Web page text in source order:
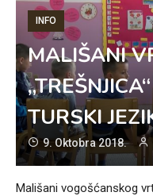
INFO
MALIŠANI
TURSKI
9. Oktobra 2018.
Mališani vogošćanskog